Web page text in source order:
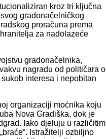
kroz tri ključna
gradonačelničkog
proračuna prema
za nadolazeće
gradonačelnika,
nagradu od političara o
interesa i nepobitan
organizaciji moćnika koju
Nova Gradiška, dok je
Iako djeluju u različitim
Istražitelji ozbiljno